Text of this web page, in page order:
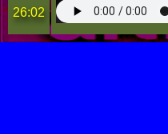
26:02